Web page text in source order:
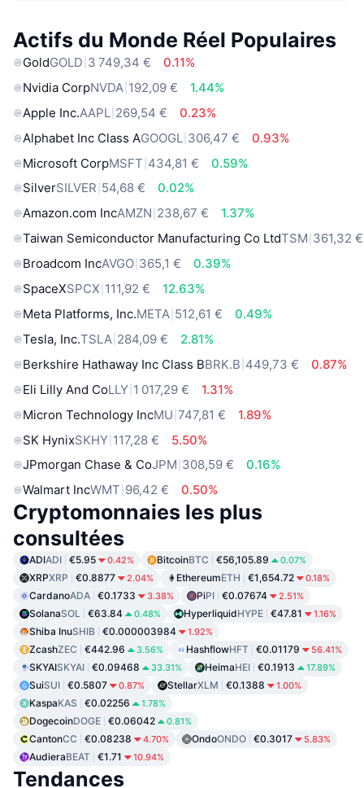
Actifs du Monde Réel Populaires
GoldGOLD 3 749,34 €
0.11%
Nvidia CorpNVDA 192,09 €
1.44%
Apple Inc.AAPL 269,54 €
0.23%
Alphabet Inc Class AGOOGL 306,47 €
0.93%
Microsoft CorpMSFT 434,81 €
0.59%
SilverSILVER 54,68 €
0.02%
Amazon.com IncAMZN 238,67 €
1.37%
Taiwan Semiconductor Manufacturing Co LtdTSM 361,32 €
Broadcom IncAVGO 365,1 €
0.39%
SpaceXSPCX 111,92 €
12.63%
Meta Platforms, Inc.META 512,61 €
0.49%
Tesla, Inc.TSLA 284,09 €
2.81%
Berkshire Hathaway Inc Class BBRK.B 449,73 €
0.87%
Eli Lilly And CoLLY 1 017,29 €
1.31%
Micron Technology IncMU 747,81 €
1.89%
SK HynixSKHY 117,28 €
5.50%
JPmorgan Chase & CoJPM 308,59 €
0.16%
Walmart IncWMT 96,42 € 0.50%
Cryptomonnaies les plus
consultées
ADIADI €5.95 0.42% BitcoinBTC €56,105.89 0.07%
XRPXRP €0.8877 2.04% EthereumETH €1,654.72 0.18%
CardanoADA €0.1733 3.38% PiPI €0.07674 2.51%
SolanaSOL €63.84 0.48% HyperliquidHYPE €47.81 1.16%
Shiba InuSHIB €0.000003984 1.92%
ZcashZEC €442.96 3.56% HashflowHFT €0.01179 56.41%
SKYAISKYAI €0.09468 33.31% HeimaHEI €0.1913 17.89%
SuiSUI €0.5807 0.87% StellarXLM €0.1388 1.00%
KaspaKAS €0.02256 1.78%
DogecoinDOGE €0.06042 0.81%
CantonCC €0.08238 4.70% OndoONDO €0.3017 5.83%
AudieraBEAT €1.71 10.94%
Tendances